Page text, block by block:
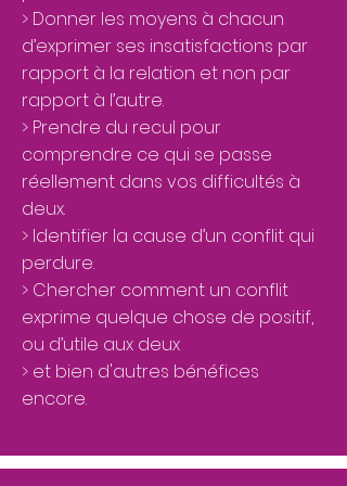
> Donner les moyens à chacun
d’exprimer ses insatisfactions par
rapport à la relation et non par
rapport à l’autre.
> Prendre du recul pour
comprendre ce qui se passe
réellement dans vos difficultés à
deux.
> Identifier la cause d’un conflit qui
perdure.
> Chercher comment un conflit
exprime quelque chose de positif,
ou d’utile aux deux
> et bien d'autres bénéfices
encore.